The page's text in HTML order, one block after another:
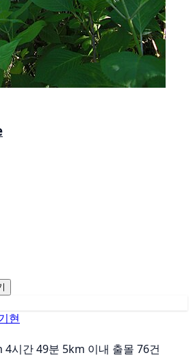
현
4시간 49분 5km 이내 출몰 76건